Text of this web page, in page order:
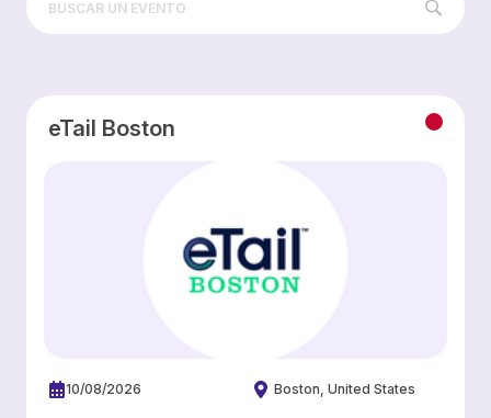
eTail Boston
10/08/2026 Boston United States